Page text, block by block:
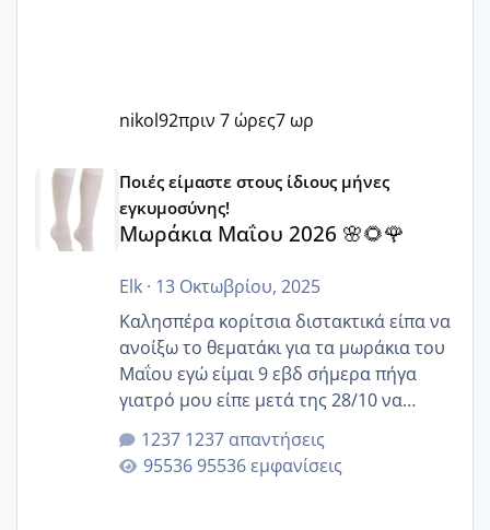
nikol92πριν 7 ώρες7 ωρ
Μωράκια Μαΐου 2026 🌸🌻🌹
Ποιές είμαστε στους ίδιους μήνες
εγκυμοσύνης!
Μωράκια Μαΐου 2026 🌸🌻🌹
Elk· 13 Οκτωβρίου, 2025
Καλησπέρα κορίτσια διστακτικά είπα να
ανοίξω το θεματάκι για τα μωράκια του
Μαΐου εγώ είμαι 9 εβδ σήμερα πήγα
γιατρό μου είπε μετά της 28/10 να
κλείσω ραντεβού για την αυχενική είναι
καμιά άλλη κοπέλα να γεννάει Μάιο ;;
1237 απαντήσεις
95536 εμφανίσεις